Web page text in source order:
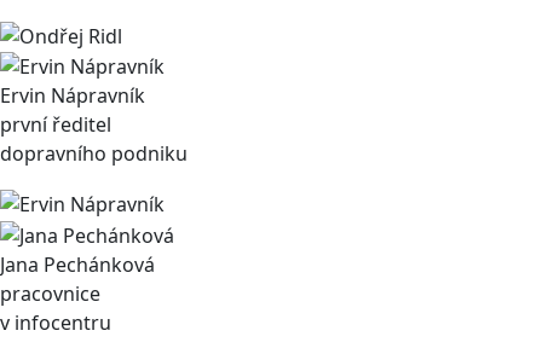
Ervin Nápravník
první ředitel
dopravního podniku
Jana Pechánková
pracovnice
v infocentru